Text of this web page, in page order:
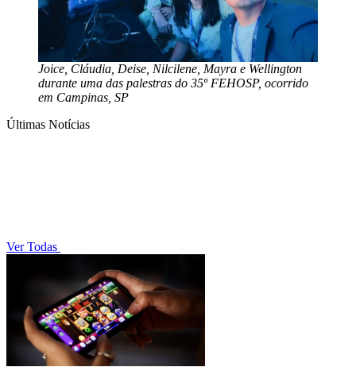
Joice, Cláudia, Deise, Nilcilene, Mayra e Wellington
durante uma das palestras do 35º FEHOSP, ocorrido
em Campinas, SP
Últimas Notícias
Ver Todas